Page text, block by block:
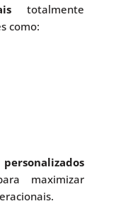
totalmente
como:
maximizar